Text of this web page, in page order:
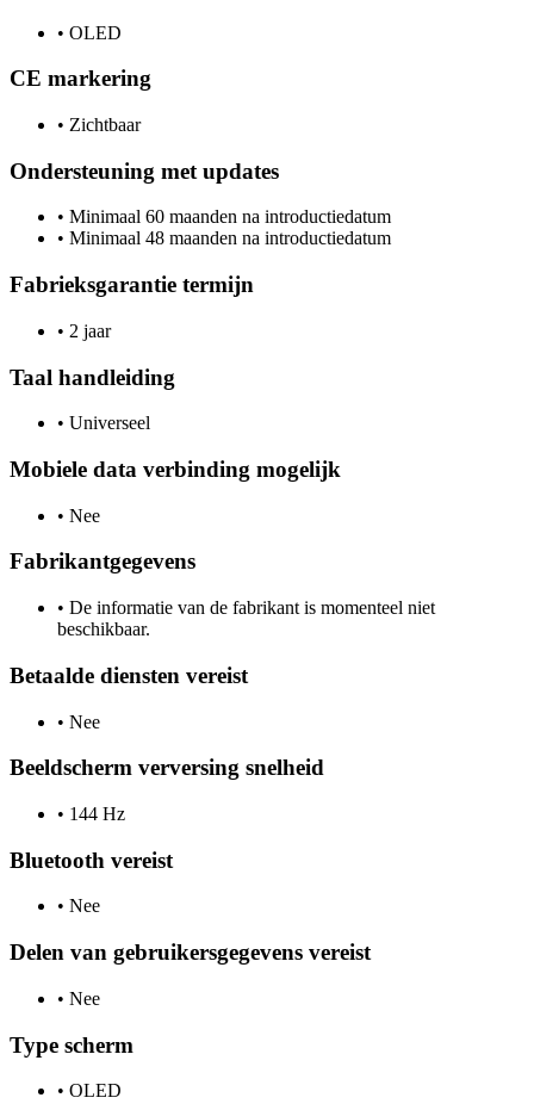
• OLED
CE markering
• Zichtbaar
Ondersteuning met updates
• Minimaal 60 maanden na introductiedatum
• Minimaal 48 maanden na introductiedatum
Fabrieksgarantie termijn
• 2 jaar
Taal handleiding
• Universeel
Mobiele data verbinding mogelijk
• Nee
Fabrikantgegevens
• De informatie van de fabrikant is momenteel niet
beschikbaar.
Betaalde diensten vereist
• Nee
Beeldscherm verversing snelheid
• 144 Hz
Bluetooth vereist
• Nee
Delen van gebruikersgegevens vereist
• Nee
Type scherm
• OLED